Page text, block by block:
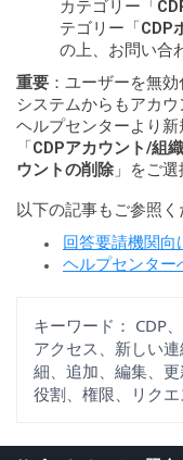
カテゴリー「
テゴリー「CDP
の上、お問い合
重要 ：ユーザーを無
システムからもアカウ
ヘルプセンターより
「 CDPアカウント/組
ウントの削除 」をご
以下の記事もご参照く
回答要請機関向
ヘルプセンター
キーワード： CDP
アクセス、新しい
細、追加、編集、更
役割、権限、リク